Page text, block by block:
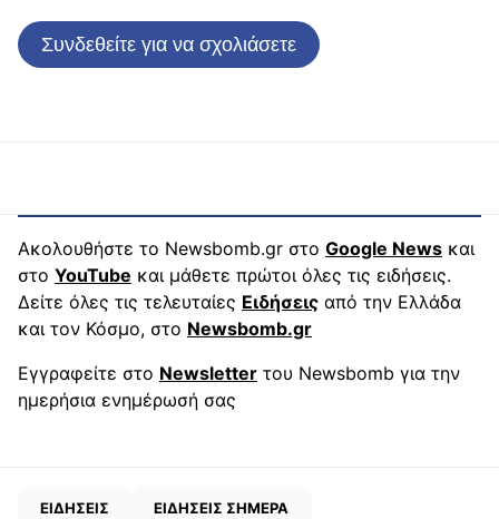
Συνδεθείτε για να σχολιάσετε
Ακολουθήστε το Newsbomb.gr στο Google News και
στο YouTube και μάθετε πρώτοι όλες τις ειδήσεις.
Δείτε όλες τις τελευταίες Ειδήσεις από την Ελλάδα
και τον Κόσμο, στο Newsbomb.gr
Εγγραφείτε στο Newsletter του Newsbomb για την
ημερήσια ενημέρωσή σας
ΕΙΔΗΣΕΙΣ ΕΙΔΗΣΕΙΣ ΣΗΜΕΡΑ